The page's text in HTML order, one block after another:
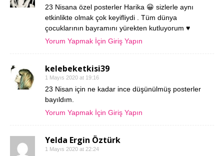
23 Nisana özel posterler Harika 😀 sizlerle aynı
etkinlikte olmak çok keyifliydi . Tüm dünya
çocuklarının bayramını yürekten kutluyorum ♥️
Yorum Yapmak İçin Giriş Yapın
kelebeketkisi39
1 Mayıs 2020 at 19:16
23 Nisan için ne kadar ince düşünülmüş posterler
bayıldım.
Yorum Yapmak İçin Giriş Yapın
Yelda Ergin Öztürk
1 Mayıs 2020 at 22:24